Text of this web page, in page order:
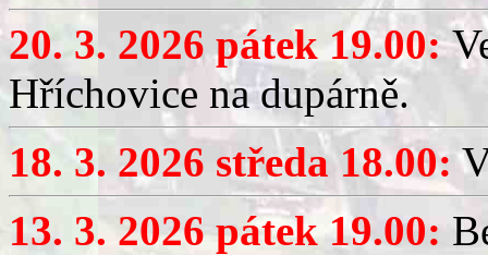
20. 3. 2026 pátek 19.00:
Hříchovice na dupárně.
18. 3. 2026 středa 18.00:
13. 3. 2026 pátek 19.00: